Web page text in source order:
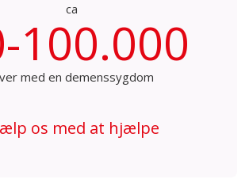
ca
100.000
med en demenssygdom
os med at hjælpe